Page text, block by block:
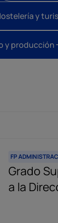
y
y producción
FP
Grado
a la
FP
Grado